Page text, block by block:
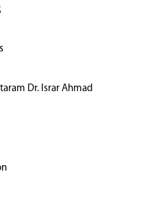
Dr. Israr Ahmad